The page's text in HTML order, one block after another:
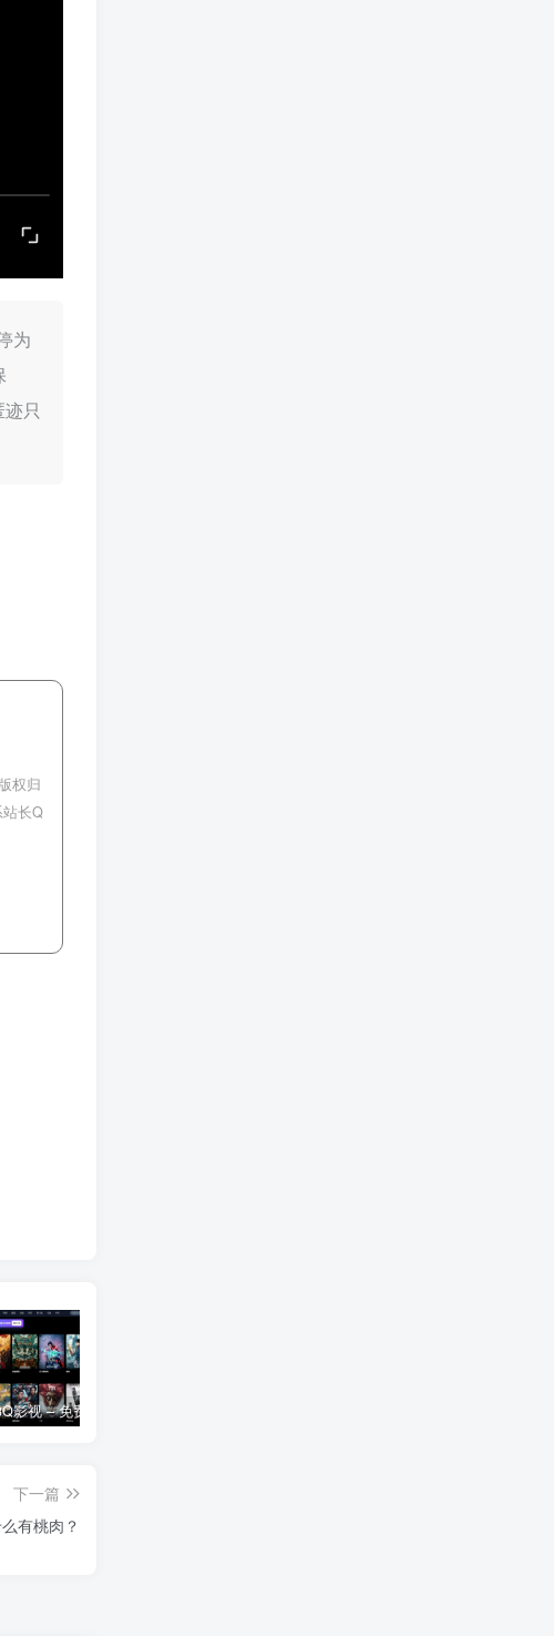
为
只
权归
长Q
下一篇
有桃肉？